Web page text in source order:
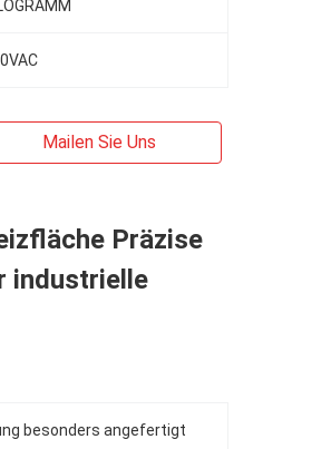
Mailen Sie Uns
Präzise
industrielle
besonders angefertigt